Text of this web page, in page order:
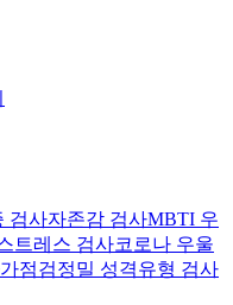
검사자존감 검사MBTI 우
트레스 검사코로나 우울
점검정밀 성격유형 검사